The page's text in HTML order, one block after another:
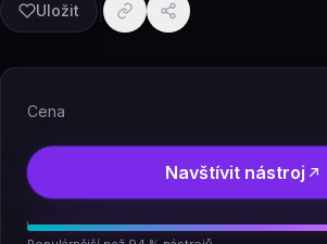
Uložit
Cena
Navštívit nástroj